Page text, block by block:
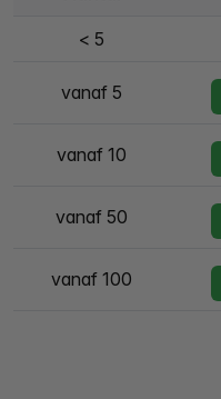
< 5
vanaf 5
vanaf 10
vanaf 50
vanaf 100